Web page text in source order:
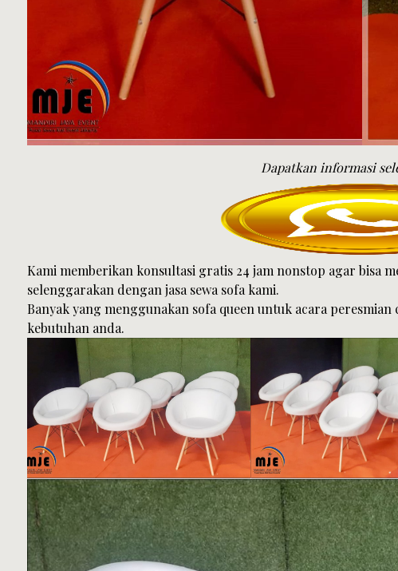
Dapatkan informasi
Kami memberikan konsultasi gratis 24 jam nonstop agar bisa
selenggarakan dengan jasa sewa sofa kami.
Banyak yang menggunakan sofa queen untuk acara
kebutuhan anda.